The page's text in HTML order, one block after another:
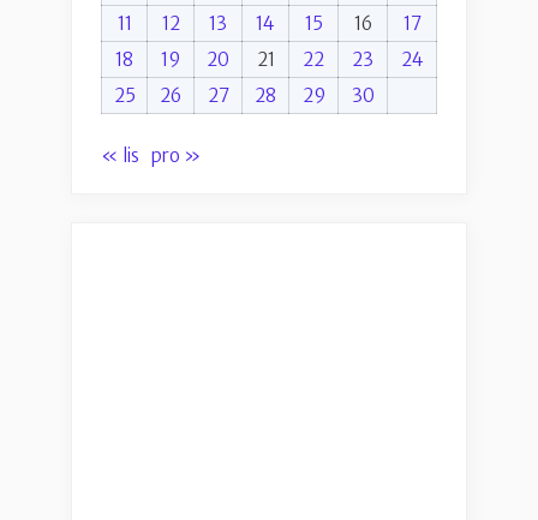
11
12 13 14 15 16
17
18
19 20 21 22 23
24
25
26 27 28 29 30
« lis pro »